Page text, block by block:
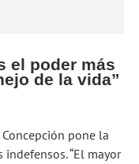
el poder más
de la vida”
pone la
“El mayor